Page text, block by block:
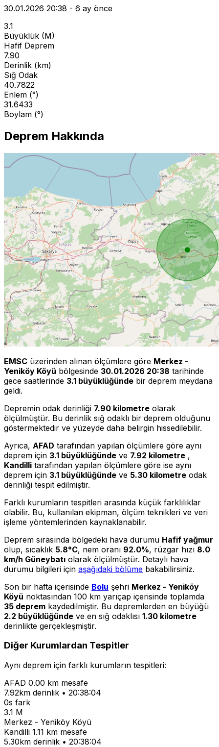
30.01.2026 20:38 - 6 ay önce
3.1
Büyüklük (M)
Hafif Deprem
7.90
Derinlik (km)
Sığ Odak
40.7822
Enlem (°)
31.6433
Boylam (°)
Deprem Hakkında
EMSC üzerinden alınan ölçümlere göre Merkez -
Yeniköy Köyü bölgesinde 30.01.2026 20:38 tarihinde
gece saatlerinde 3.1 büyüklüğünde bir deprem meydana
geldi.
Depremin odak derinliği 7.90 kilometre olarak
ölçülmüştür. Bu derinlik sığ odaklı bir deprem olduğunu
göstermektedir ve yüzeyde daha belirgin hissedilebilir.
Ayrıca, AFAD tarafından yapılan ölçümlere göre aynı
deprem için 3.1 büyüklüğünde ve 7.92 kilometre ,
Kandilli tarafından yapılan ölçümlere göre ise aynı
deprem için 3.1 büyüklüğünde ve 5.30 kilometre odak
derinliği tespit edilmiştir.
Farklı kurumların tespitleri arasında küçük farklılıklar
olabilir. Bu, kullanılan ekipman, ölçüm teknikleri ve veri
işleme yöntemlerinden kaynaklanabilir.
Deprem sırasında bölgedeki hava durumu Hafif yağmur
olup, sıcaklık 5.8°C, nem oranı 92.0%, rüzgar hızı 8.0
km/h Güneybatı olarak ölçülmüştür. Detaylı hava
durumu bilgileri için aşağıdaki bölüme bakabilirsiniz.
Son bir hafta içerisinde Bolu şehri Merkez - Yeniköy
Köyü noktasından 100 km yarıçap içerisinde toplamda
35 deprem kaydedilmiştir. Bu depremlerden en büyüğü
2.2 büyüklüğünde ve en sığ odaklısı 1.30 kilometre
derinlikte gerçekleşmiştir.
Diğer Kurumlardan Tespitler
Aynı deprem için farklı kurumların tespitleri:
AFAD 0.00 km mesafe
7.92km derinlik • 20:38:04
0s fark
3.1 M
Merkez - Yeniköy Köyü
Kandilli 1.11 km mesafe
5.30km derinlik • 20:38:04